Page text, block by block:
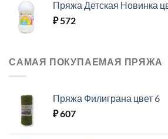
Пряжа Детская Новинка
₽572
САМАЯ ПОКУПАЕМАЯ ПРЯЖА
Пряжа Филиграна цвет 6
₽607